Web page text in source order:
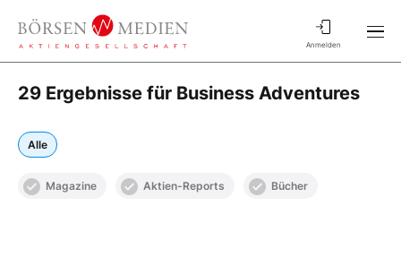
Anmelden
29 Ergebnisse für Business Adventures
Alle
Magazine Aktien-Reports Bücher